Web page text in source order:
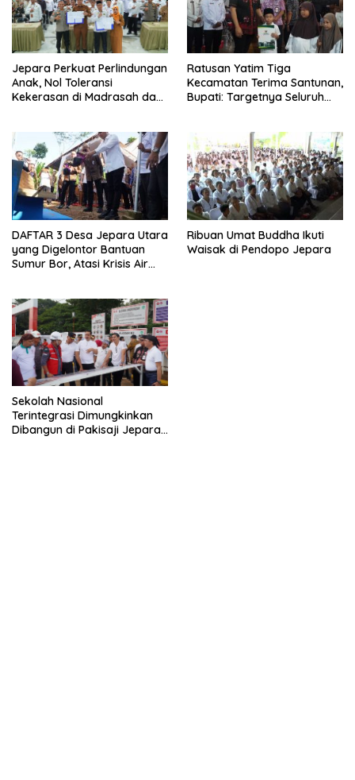
Jepara Perkuat Perlindungan
Anak, Nol Toleransi
Kekerasan di Madrasah dan
Ratusan Yatim Tiga
Kecamatan Terima Santunan,
Bupati: Targetnya Seluruh
DAFTAR 3 Desa Jepara Utara
yang Digelontor Bantuan
Sumur Bor, Atasi Krisis Air
Ribuan Umat Buddha Ikuti
Waisak di Pendopo Jepara
Sekolah Nasional
Terintegrasi Dimungkinkan
Dibangun di Pakisaji Jepara,